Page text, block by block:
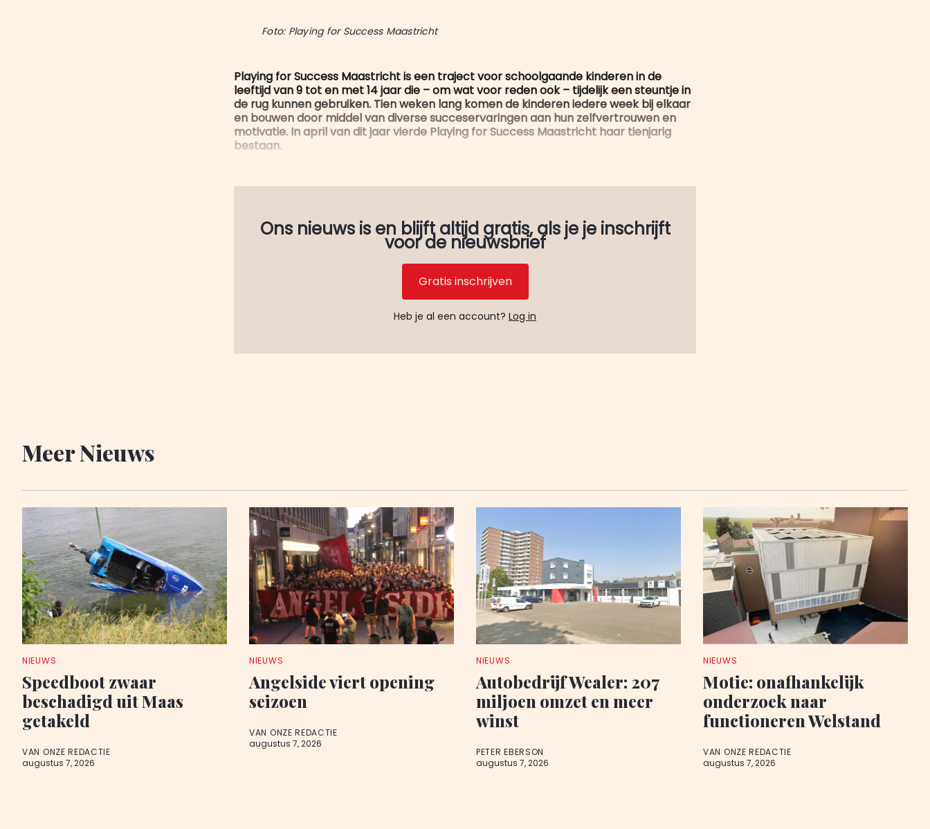
Foto: Playing for Success Maastricht
Playing for Success Maastricht is een traject voor schoolgaande kinderen in de
leeftijd van 9 tot en met 14 jaar die – om wat voor reden ook – tijdelijk een steuntje in
de rug kunnen gebruiken. Tien weken lang komen de kinderen iedere week bij elkaar
en bouwen door middel van diverse succeservaringen aan hun zelfvertrouwen en
motivatie. In april van dit jaar vierde Playing for Success Maastricht haar tienjarig
bestaan.
Ons nieuws is en blijft altijd gratis, als je je inschrijft
voor de nieuwsbrief
Gratis inschrijven
Heb je al een account? Log in
Meer Nieuws
NIEUWS
Speedboot zwaar
beschadigd uit Maas
getakeld
VAN ONZE REDACTIE
augustus 7, 2026
NIEUWS
Angelside viert opening
seizoen
VAN ONZE REDACTIE
augustus 7, 2026
NIEUWS
Autobedrijf Wealer: 207
miljoen omzet en meer
winst
PETER EBERSON
augustus 7, 2026
NIEUWS
Motie: onafhankelijk
onderzoek naar
functioneren Welstand
VAN ONZE REDACTIE
augustus 7, 2026